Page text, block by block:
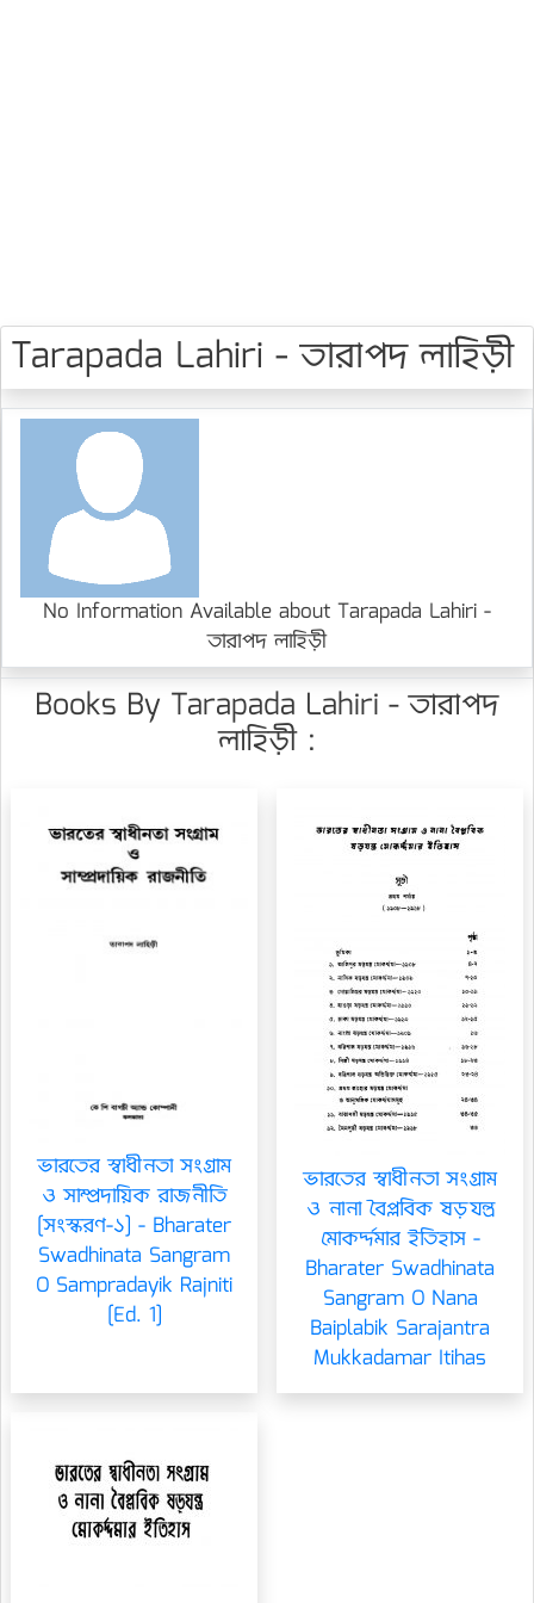
Tarapada Lahiri - তারাপদ লাহিড়ী
No Information Available about Tarapada Lahiri -
তারাপদ লাহিড়ী
Books By Tarapada Lahiri - তারাপদ
লাহিড়ী :
ভারতের স্বাধীনতা সংগ্রাম
ও সাম্প্রদায়িক রাজনীতি
[সংস্করণ-১] - Bharater
Swadhinata Sangram
O Sampradayik Rajniti
[Ed. 1]
ভারতের স্বাধীনতা সংগ্রাম
ও নানা বৈপ্লবিক ষড়যন্ত্র
মোকর্দ্দমার ইতিহাস -
Bharater Swadhinata
Sangram O Nana
Baiplabik Sarajantra
Mukkadamar Itihas